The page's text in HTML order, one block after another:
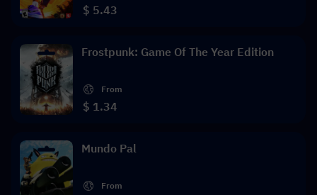
$ 5.43
Frostpunk: Game Of The Year Edition
From
$ 1.34
Mundo Pal
From